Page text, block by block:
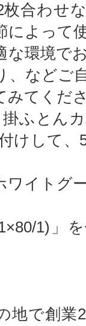
合わせ
によって
な環境で
、などご
みてくだ
ふとん
けして、
ワイトグ
1)」
地で創業